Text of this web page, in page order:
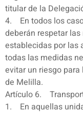
titular de la
4. En todos los
deberán respetar
establecidas por las
todas las medidas
evitar un riesgo
de Melilla.
Artículo 6.
1. En aquellas